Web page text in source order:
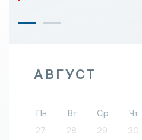
АВГУСТ
Пн Вт Ср Чт
27
28 29 30